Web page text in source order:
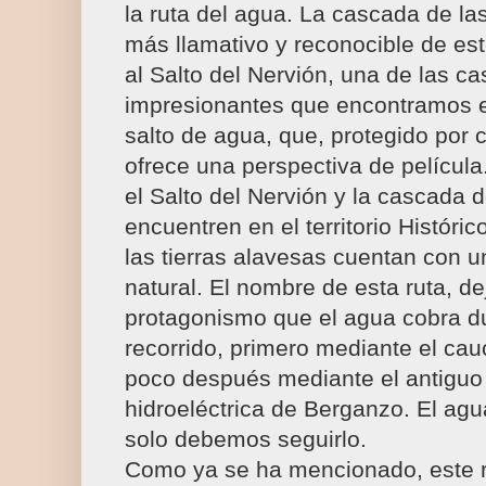
la ruta del agua. La cascada de
más llamativo y reconocible de
al Salto del Nervión, una de las
impresionantes que encontramos
salto de agua, que, protegido por
ofrece una perspectiva de
el Salto del Nervión y la cascada
encuentren en el territorio
las tierras alavesas cuentan con
natural. El nombre de esta ruta,
protagonismo que el agua cobra
recorrido, primero mediante el
poco después mediante el
hidroeléctrica de Berganzo. El
solo debemos seguirlo.
Como ya se ha mencionado, este